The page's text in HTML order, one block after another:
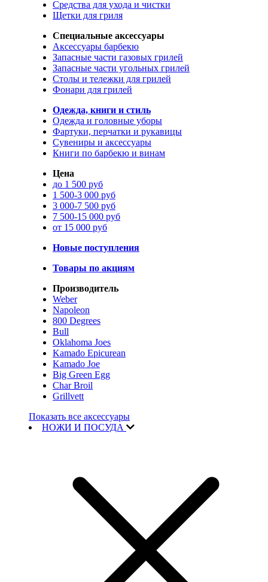
Средства для ухода и чистки
Щетки для гриля
Специальные аксессуары
Аксессуары барбекю
Запасные части газовых грилей
Запасные части угольных грилей
Столы и тележки для грилей
Фонари для грилей
Одежда, книги и стиль
Одежда и головные уборы
Фартуки, перчатки и рукавицы
Сувениры и аксессуары
Книги по барбекю и винам
Цена
до 1 500 руб
1 500-3 000 руб
3 000-7 500 руб
7 500-15 000 руб
от 15 000 руб
Новые поступления
Товары по акциям
Производитель
Weber
Napoleon
800 Degrees
Bull
Oklahoma Joes
Kamado Epicurean
Kamado Joe
Big Green Egg
Char Broil
Grillvett
Показать все аксессуары
НОЖИ И ПОСУДА